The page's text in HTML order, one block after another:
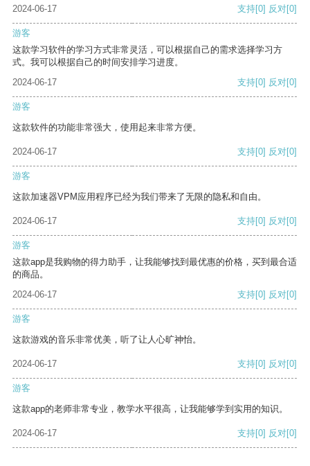
2024-06-17
支持[0] 反对[0]
游客
这款学习软件的学习方式非常灵活，可以根据自己的需求选择学习方
式。我可以根据自己的时间安排学习进度。
2024-06-17
支持[0] 反对[0]
游客
这款软件的功能非常强大，使用起来非常方便。
2024-06-17 支持[0] 反对[0]
游客
这款加速器VPM应用程序已经为我们带来了无限的隐私和自由。
2024-06-17 支持[0] 反对[0]
游客
这款app是我购物的得力助手，让我能够找到最优惠的价格，买到最合适
的商品。
2024-06-17
支持[0] 反对[0]
游客
这款游戏的音乐非常优美，听了让人心旷神怡。
2024-06-17 支持[0] 反对[0]
游客
这款app的老师非常专业，教学水平很高，让我能够学到实用的知识。
2024-06-17 支持[0] 反对[0]